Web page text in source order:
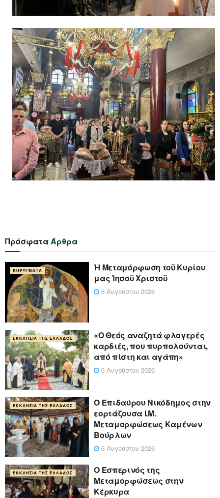
ΠρόσφαταΆρθρα
ΚΗΡΎΓΜΑΤΑ
Ἡ Μεταμόρφωση τοῦ Κυρίου
μας Ἰησοῦ Χριστοῦ
6 Αυγούστου 2026
ΕΚΚΛΗΣΊΑ ΤΗΣ ΕΛΛΆΔΟΣ
«Ο Θεός αναζητά φλογερές
καρδιές, που πυρπολούνται,
από πίστη και αγάπη»
6 Αυγούστου 2026
ΕΚΚΛΗΣΊΑ ΤΗΣ ΕΛΛΆΔΟΣ
Ο Επιδαύρου Νικόδημος στην
εορτάζουσα Ι.Μ.
Μεταμορφώσεως Καμένων
Βούρλων
6 Αυγούστου 2026
ΕΚΚΛΗΣΊΑ ΤΗΣ ΕΛΛΆΔΟΣ
Ο Εσπερινός της
Μεταμορφώσεως στην
Κέρκυρα